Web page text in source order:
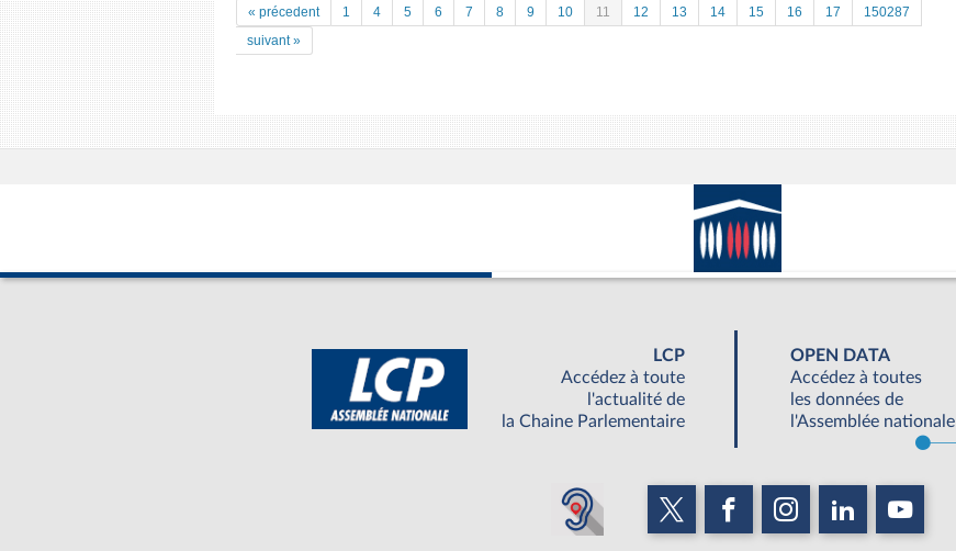
« précedent 1 4 5 6 7 8 9 10 11 12 13 14 15 16 17
150287
suivant »
LCP
Accédez à toute
l'actualité de
la Chaine Parlementaire
OPEN DATA
Accédez à toutes
les données de
l'Assemblée nationale